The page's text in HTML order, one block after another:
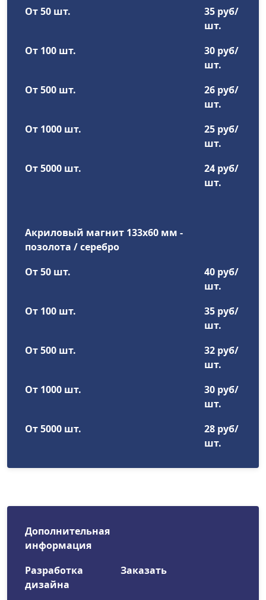
От 50 шт.
35 руб/
шт.
От 100 шт.
30 руб/
шт.
От 500 шт.
26 руб/
шт.
От 1000 шт.
25 руб/
шт.
От 5000 шт.
24 руб/
шт.
Акриловый магнит 133x60 мм -
позолота / серебро
От 50 шт.
40 руб/
шт.
От 100 шт.
35 руб/
шт.
От 500 шт.
32 руб/
шт.
От 1000 шт.
30 руб/
шт.
От 5000 шт.
28 руб/
шт.
Дополнительная
информация
Разработка
дизайна
Заказать